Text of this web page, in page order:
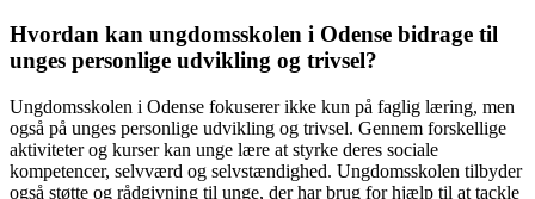
Hvordan kan ungdomsskolen i Odense bidrage til
unges personlige udvikling og trivsel?
Ungdomsskolen i Odense fokuserer ikke kun på faglig læring, men
også på unges personlige udvikling og trivsel. Gennem forskellige
aktiviteter og kurser kan unge lære at styrke deres sociale
kompetencer, selvværd og selvstændighed. Ungdomsskolen tilbyder
også støtte og rådgivning til unge, der har brug for hjælp til at tackle